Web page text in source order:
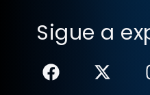
Sigue a